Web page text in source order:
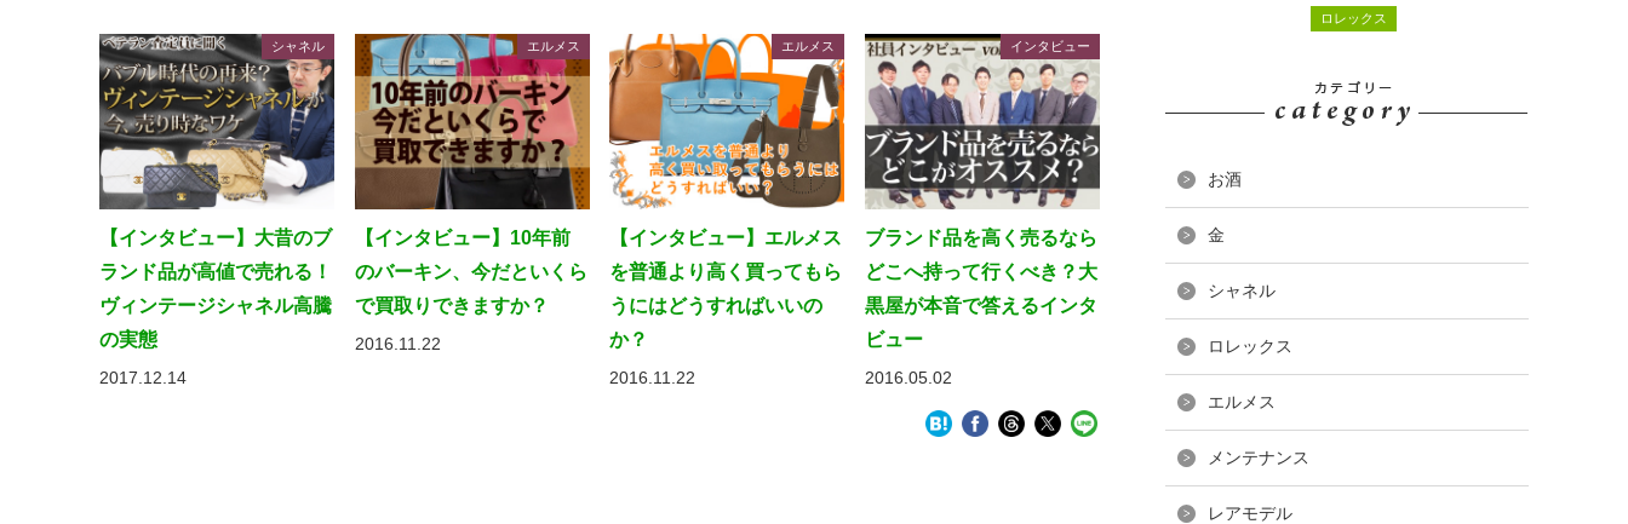
シャネル
【インタビュー】大昔のブ
ランド品が高値で売れる！
ヴィンテージシャネル高騰
の実態
2017.12.14
エルメス
【インタビュー】10年前
のバーキン、今だといくら
で買取りできますか？
2016.11.22
エルメス
【インタビュー】エルメス
を普通より高く買ってもら
うにはどうすればいいの
か？
2016.11.22
インタビュー
ブランド品を高く売るなら
どこへ持って行くべき？大
黒屋が本音で答えるインタ
ビュー
2016.05.02
ロレックス
お酒
金
シャネル
ロレックス
エルメス
メンテナンス
レアモデル